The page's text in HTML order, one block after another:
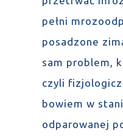
pełni
posadzone
sam problem,
czyli
bowiem w
odparowanej